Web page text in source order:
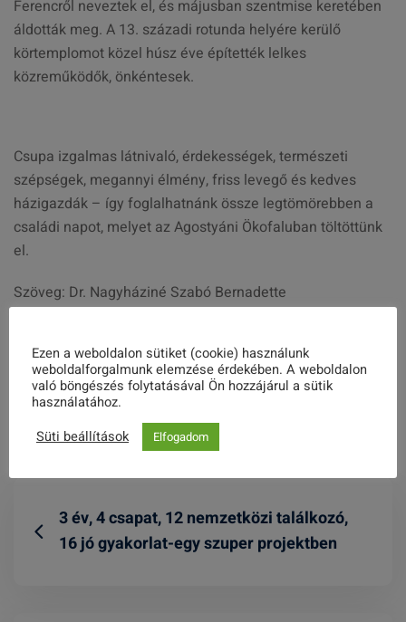
Ferencről neveztek el, és májusban szentmise keretében
áldották meg. A 13. századi rotunda helyére kerülő
körtemplomot közel húsz éve építették lelkes
közreműködők, önkéntesek.
Csupa izgalmas látnivaló, érdekességek, természeti
szépségek, megannyi élmény, friss levegő és kedves
házigazdák – így foglalhatnánk össze legtömörebben a
családi napot, melyet az Agostyáni Ökofaluban töltöttünk
el.
Szöveg: Dr. Nagyháziné Szabó Bernadette
3 év, 4 csapat, 12 nemzetközi találkozó,
16 jó gyakorlat-egy szuper projektben
Ezen a weboldalon sütiket (cookie) használunk
weboldalforgalmunk elemzése érdekében. A weboldalon
való böngészés folytatásával Ön hozzájárul a sütik
használatához.
Süti beállítások
Elfogadom